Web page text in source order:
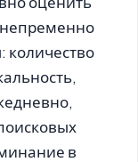
непременно
количество
в